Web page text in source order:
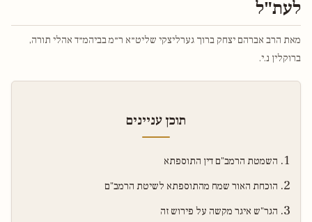
לעת"ל
מאת הרב אברהם יצחק ברוך גערליצקי שליט״א ר״מ בביהמ״ד אהלי תורה,
ברוקלין נ.י.
תוכן עניינים
השמטת הרמב"ם דין התוספתא
הוכחת האור שמח מהתוספתא לשיטת הרמב"ם
הגר"ש איגר מקשה על פירוש זה